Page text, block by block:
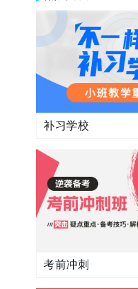
补习学校
考前冲刺